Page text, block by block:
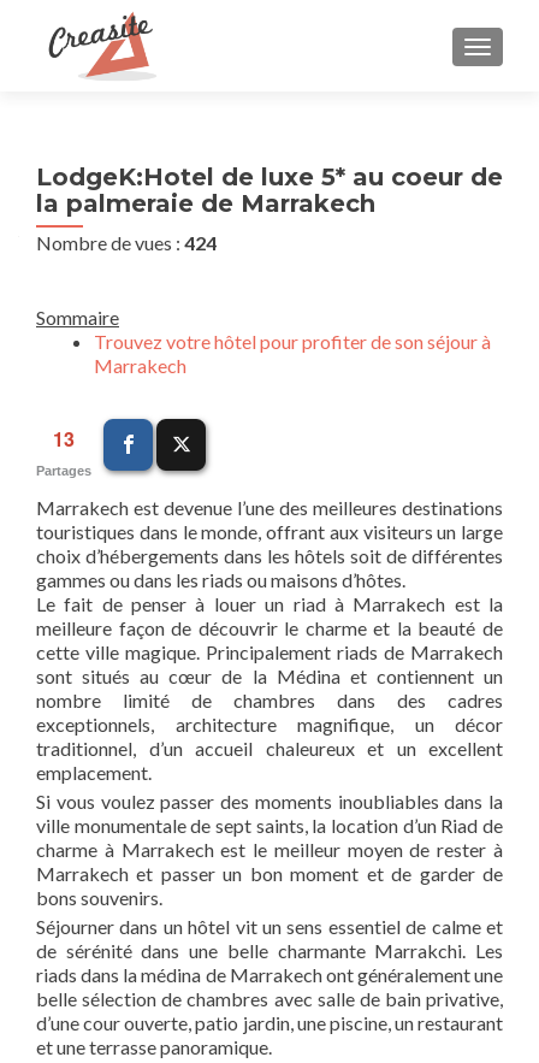
LodgeK:Hotel de luxe 5* au coeur de
la palmeraie de Marrakech
Nombre de vues : 424
Sommaire
Trouvez votre hôtel pour profiter de son séjour à
Marrakech
13
Partages
Marrakech est devenue l’une des meilleures destinations
touristiques dans le monde, offrant aux visiteurs un large
choix d’hébergements dans les hôtels soit de différentes
gammes ou dans les riads ou maisons d’hôtes.
Le fait de penser à louer un riad à Marrakech est la
meilleure façon de découvrir le charme et la beauté de
cette ville magique. Principalement riads de Marrakech
sont situés au cœur de la Médina et contiennent un
nombre limité de chambres dans des cadres
exceptionnels, architecture magnifique, un décor
traditionnel, d’un accueil chaleureux et un excellent
emplacement.
Si vous voulez passer des moments inoubliables dans la
ville monumentale de sept saints, la location d’un Riad de
charme à Marrakech est le meilleur moyen de rester à
Marrakech et passer un bon moment et de garder de
bons souvenirs.
Séjourner dans un hôtel vit un sens essentiel de calme et
de sérénité dans une belle charmante Marrakchi. Les
riads dans la médina de Marrakech ont généralement une
belle sélection de chambres avec salle de bain privative,
d’une cour ouverte, patio jardin, une piscine, un restaurant
et une terrasse panoramique.